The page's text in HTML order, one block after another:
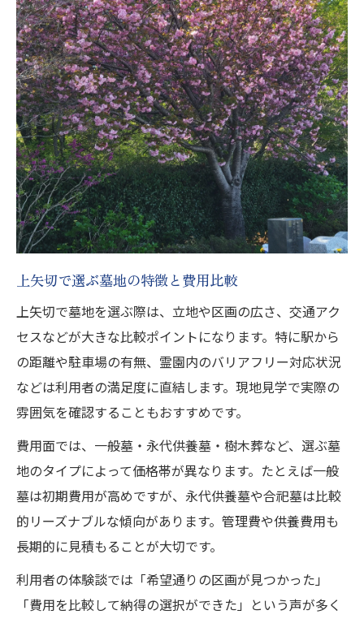
上矢切で選ぶ墓地の特徴と費用比較
上矢切で墓地を選ぶ際は、立地や区画の広さ、交通アク
セスなどが大きな比較ポイントになります。特に駅から
の距離や駐車場の有無、霊園内のバリアフリー対応状況
などは利用者の満足度に直結します。現地見学で実際の
雰囲気を確認することもおすすめです。
費用面では、一般墓・永代供養墓・樹木葬など、選ぶ墓
地のタイプによって価格帯が異なります。たとえば一般
墓は初期費用が高めですが、永代供養墓や合祀墓は比較
的リーズナブルな傾向があります。管理費や供養費用も
長期的に見積もることが大切です。
利用者の体験談では「希望通りの区画が見つかった」
「費用を比較して納得の選択ができた」という声が多く